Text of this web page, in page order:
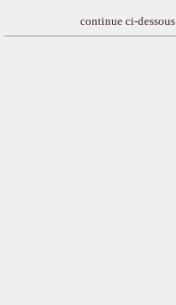
continue ci-dessous